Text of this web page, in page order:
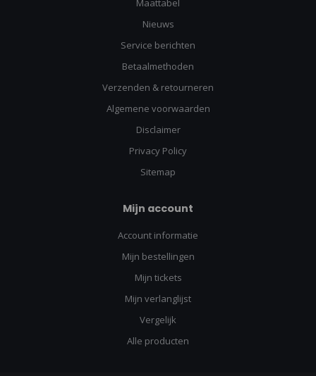
Maattabel
Nieuws
Service berichten
Betaalmethoden
Verzenden & retourneren
Algemene voorwaarden
Disclaimer
Privacy Policy
Sitemap
Mijn account
Account informatie
Mijn bestellingen
Mijn tickets
Mijn verlanglijst
Vergelijk
Alle producten